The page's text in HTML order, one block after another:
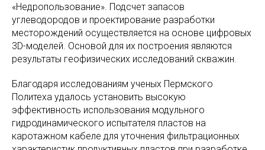
«Недропользование». Подсчет запасов
углеводородов и проектирование разработки
месторождений осуществляется на основе цифровых
3D-моделей. Основой для их построения являются
результаты геофизических исследований скважин.
Благодаря исследованиям ученых Пермского
Политеха удалось установить высокую
эффективность использования модульного
гидродинамического испытателя пластов на
каротажном кабеле для уточнения фильтрационных